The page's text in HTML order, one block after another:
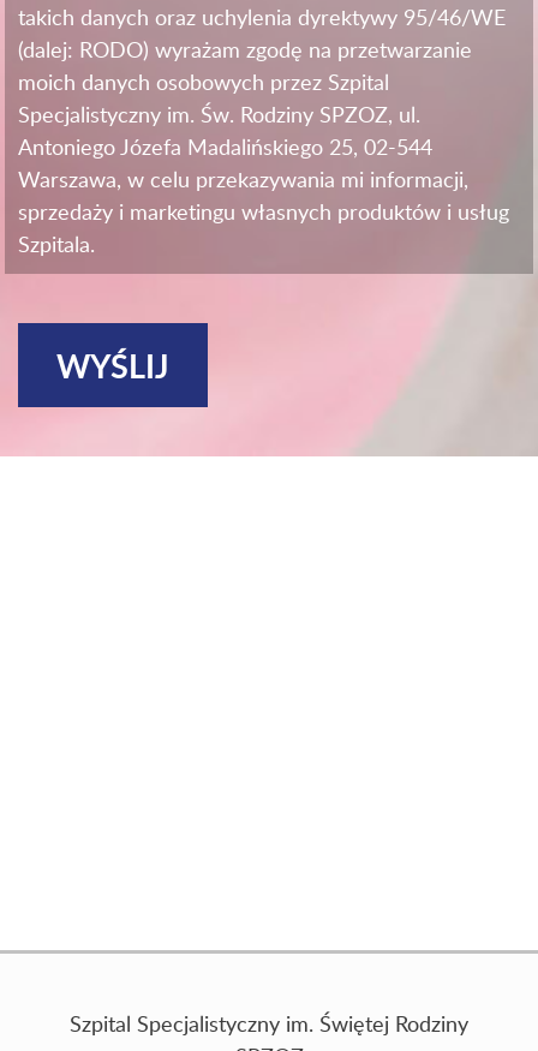
takich danych oraz uchylenia dyrektywy 95/46/WE
(dalej: RODO) wyrażam zgodę na przetwarzanie
moich danych osobowych przez Szpital
Specjalistyczny im. Św. Rodziny SPZOZ, ul.
Antoniego Józefa Madalińskiego 25, 02-544
Warszawa, w celu przekazywania mi informacji,
sprzedaży i marketingu własnych produktów i usług
Szpitala.
Szpital Specjalistyczny im. Świętej Rodziny